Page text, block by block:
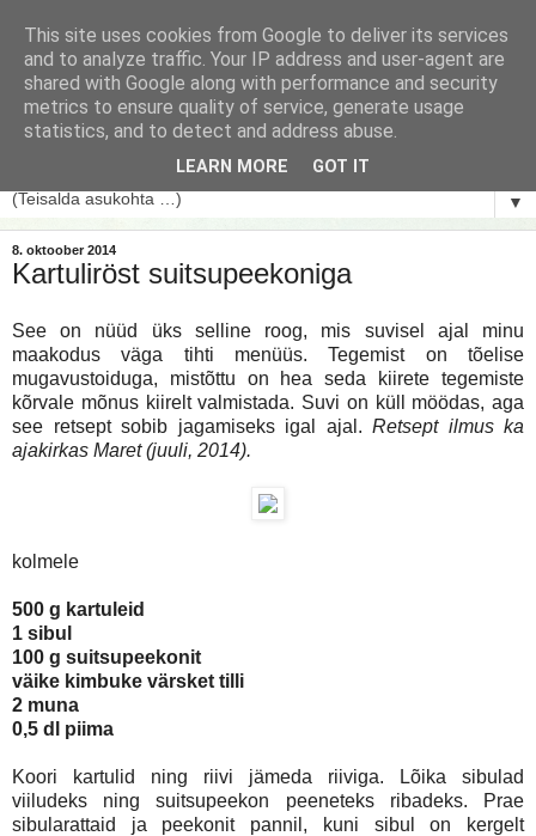
▼
8. oktoober 2014
Kartuliröst suitsupeekoniga
See on nüüd üks selline roog, mis suvisel ajal minu
maakodus väga tihti menüüs. Tegemist on tõelise
mugavustoiduga, mistõttu on hea seda kiirete tegemiste
kõrvale mõnus kiirelt valmistada. Suvi on küll möödas, aga
see retsept sobib jagamiseks igal ajal. Retsept ilmus ka
ajakirkas Maret (juuli, 2014).
kolmele
500 g kartuleid
1 sibul
100 g suitsupeekonit
väike kimbuke värsket tilli
2 muna
0,5 dl piima
Koori kartulid ning riivi jämeda riiviga. Lõika sibulad
viiludeks ning suitsupeekon peeneteks ribadeks. Prae
sibularattaid ja peekonit pannil, kuni sibul on kergelt
This site uses cookies from Google to deliver its services
and to analyze traffic. Your IP address and user-agent are
shared with Google along with performance and security
metrics to ensure quality of service, generate usage
statistics, and to detect and address abuse.
LEARN MORE GOT IT